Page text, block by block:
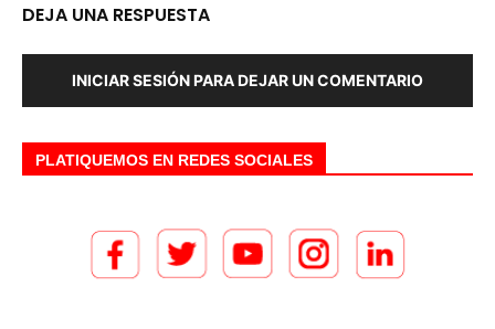
DEJA UNA RESPUESTA
INICIAR SESIÓN PARA DEJAR UN COMENTARIO
PLATIQUEMOS EN REDES SOCIALES